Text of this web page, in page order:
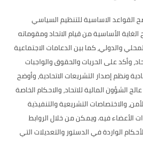
القواعد الاساسية للتنظيم السياسي
الأساسية من قيام الاتحاد ومقوماته
والدولي، كما بين الدعامات الاجتماعية
وأكد على الحريات والحقوق والواجبات
ونظم إصدار التشريعات الاتحادية، وأوضح
الشؤون المالية للاتحاد، والاحكام الخاصة
والاختصاصات التشريعية والتنفيذية
الأعضاء فيه. ويمكن من خلال الروابط
الواردة في الدستور والتعديلات التي